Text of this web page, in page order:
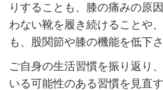
りすることも、膝の痛みの原
わない靴を履き続けることや
も、股関節や膝の機能を低下
ご自身の生活習慣を振り返り
いる可能性のある習慣を見直